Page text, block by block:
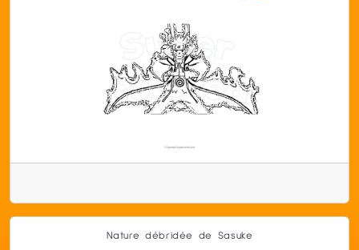
Nature débridée de Sasuke